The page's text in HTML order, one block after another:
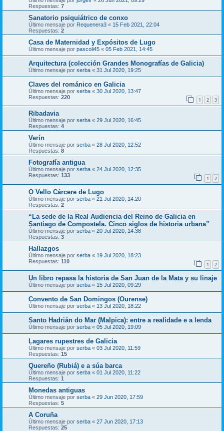
Respuestas: 7
Sanatorio psiquiátrico de conxo
Último mensaje por Requenera3 « 15 Feb 2021, 22:04
Respuestas: 2
Casa de Maternidad y Expósitos de Lugo
Último mensaje por pascoli45 « 05 Feb 2021, 14:45
Arquitectura (colección Grandes Monografías de Galicia)
Último mensaje por serba « 31 Jul 2020, 19:25
Claves del románico en Galicia
Último mensaje por serba « 30 Jul 2020, 13:47
Respuestas: 220 1 2 3
Ribadavia
Último mensaje por serba « 29 Jul 2020, 16:45
Respuestas: 4
Verín
Último mensaje por serba « 28 Jul 2020, 12:52
Respuestas: 8
Fotografía antigua
Último mensaje por serba « 24 Jul 2020, 12:35
Respuestas: 133 1 2
O Vello Cárcere de Lugo
Último mensaje por serba « 21 Jul 2020, 14:20
Respuestas: 2
“La sede de la Real Audiencia del Reino de Galicia en
Santiago de Compostela. Cinco siglos de historia urbana”
Último mensaje por serba « 20 Jul 2020, 14:38
Respuestas: 3
Hallazgos
Último mensaje por serba « 19 Jul 2020, 18:23
Respuestas: 110 1 2
Un libro repasa la historia de San Juan de la Mata y su linaje
Último mensaje por serba « 15 Jul 2020, 09:29
Convento de San Domingos (Ourense)
Último mensaje por serba « 13 Jul 2020, 18:22
Santo Hadrián do Mar (Malpica): entre a realidade e a lenda
Último mensaje por serba « 05 Jul 2020, 19:09
Lagares rupestres de Galicia
Último mensaje por serba « 03 Jul 2020, 11:59
Respuestas: 15
Quereño (Rubiá) e a súa barca
Último mensaje por serba « 01 Jul 2020, 11:22
Respuestas: 1
Monedas antiguas
Último mensaje por serba « 29 Jun 2020, 17:59
Respuestas: 5
A Coruña
Último mensaje por serba « 27 Jun 2020, 17:13
Respuestas: 25